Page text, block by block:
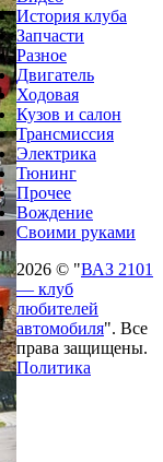
История клуба
Запчасти
Разное
Двигатель
Ходовая
Кузов и салон
Трансмиссия
Электрика
Тюнинг
Прочее
Вождение
Своими руками
2026 © "ВАЗ 2101
— клуб
любителей
автомобиля". Все
права защищены.
Политика